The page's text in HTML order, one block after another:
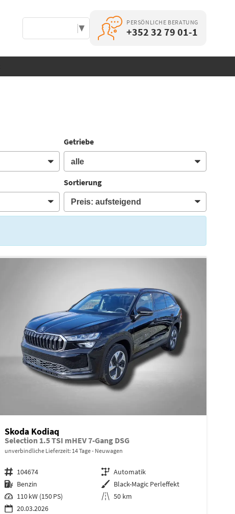
▼
PERSÖNLICHE BERATUNG
+352 32 79 01-1
Getriebe
Sortierung
Skoda Kodiaq
Selection 1.5 TSI mHEV 7-Gang DSG
unverbindliche Lieferzeit: 14 Tage Neuwagen
Fahrzeugnr. 104674 Getriebe Automatik
Kraftstoff Benzin Außenfarbe Black-Magic Perleffekt
Leistung 110 kW (150 PS) Kilometerstand 50 km
20.03.2026